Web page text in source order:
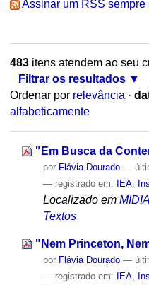
Assinar um RSS sempre
483itens atendem ao seu
Filtrar os resultados
Ordenar por relevância ·
alfabeticamente
"Em Busca da
por Flávia Dourado —
— registrado em:
IEA,
Localizado em
Textos
"Nem Princeton,
por Flávia Dourado —
— registrado em: IEA,